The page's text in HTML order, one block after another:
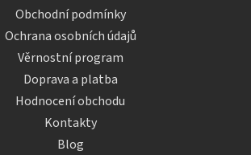
Obchodní podmínky
Ochrana osobních údajů
Věrnostní program
Doprava a platba
Hodnocení obchodu
Kontakty
Blog